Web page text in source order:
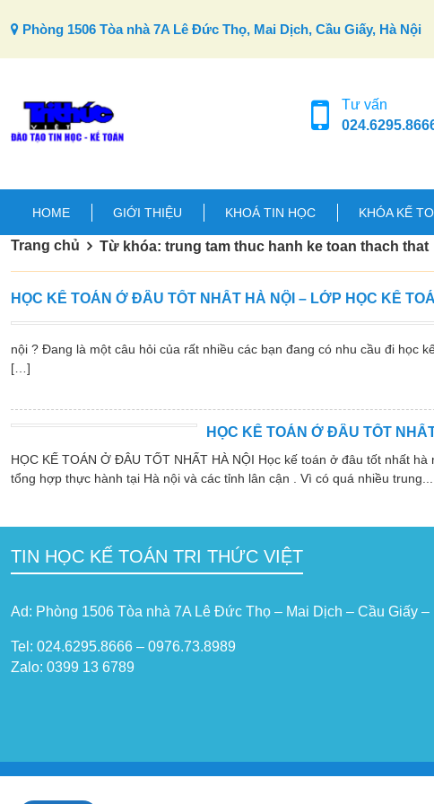
Phòng 1506 Tòa nhà 7A Lê Đức Thọ, Mai Dịch, Cầu Giấy, Hà Nội
Tư vấn
HOME GIỚI THIỆU KHOÁ TIN HỌC KHÓA KẾ
Trang chủ Từ khóa: trung tam thuc hanh ke toan thach that
HỌC KẾ TOÁN Ở ĐÂU TỐT NHẤT HÀ NỘI – LỚP HỌC KẾ
nội ? Đang là một câu hỏi của rất nhiều các bạn đang có nhu cầu đi học
[…]
HỌC KẾ TOÁN Ở ĐÂU TỐT
HỌC KẾ TOÁN Ở ĐÂU TỐT NHẤT HÀ NỘI Học kế toán ở đâu tốt nhất
tổng hợp thực hành tại Hà nội và các tỉnh lân cận . Vì có quá nhiều trung...
TIN HỌC KẾ TOÁN TRI THỨC VIỆT
Ad: Phòng 1506 Tòa nhà 7A Lê Đức Thọ – Mai Dịch – Cầu Giấy –
Tel: 024.6295.8666 – 0976.73.8989
Zalo: 0399 13 6789